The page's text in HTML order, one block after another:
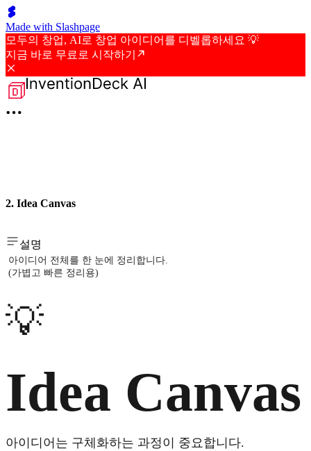
Made with Slashpage
모두의 창업, AI로 창업 아이디어를 디벨롭하세요 💡
지금 바로 무료로 시작하기
2. Idea Canvas
설명
아이디어 전체를 한 눈에 정리합니다.
(가볍고 빠른 정리용)
💡
Idea Canvas
아이디어는 구체화하는 과정이 중요합니다.